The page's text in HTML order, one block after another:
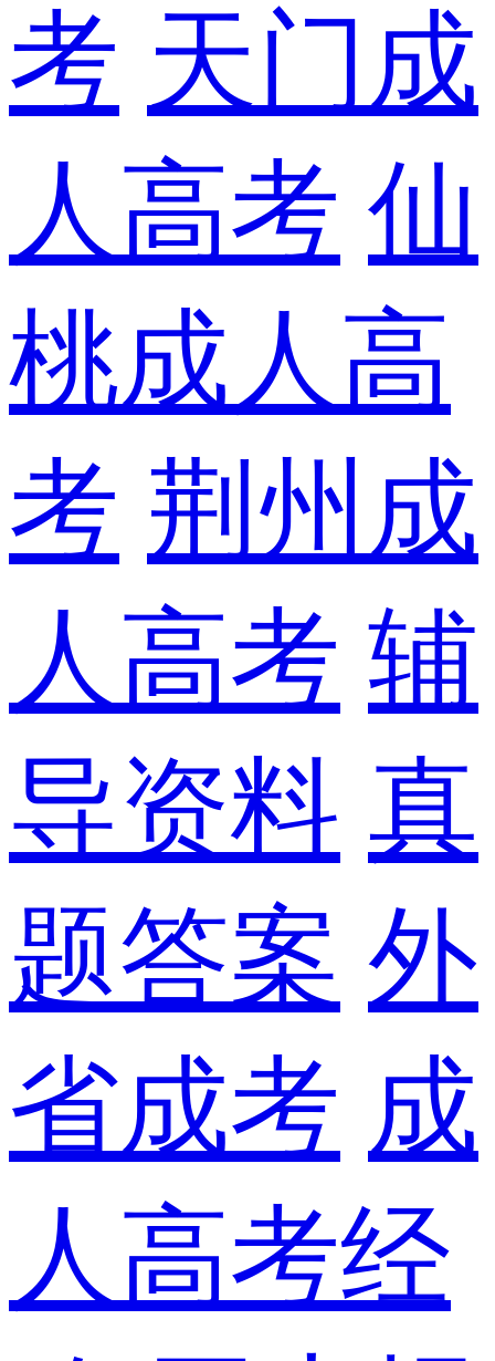
考 天门成
人高考 仙
桃成人高
考 荆州成
人高考 辅
导资料 真
题答案 外
省成考 成
人高考经